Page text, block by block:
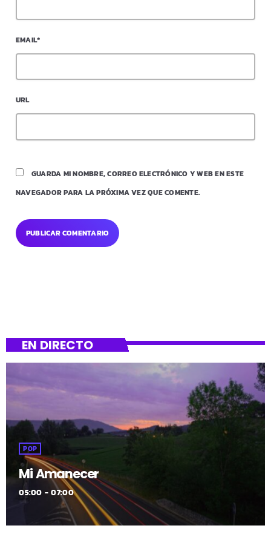
EMAIL*
URL
GUARDA MI NOMBRE, CORREO ELECTRÓNICO Y WEB EN ESTE
NAVEGADOR PARA LA PRÓXIMA VEZ QUE COMENTE.
EN DIRECTO
POP
Mi Amanecer
05:00 - 07:00